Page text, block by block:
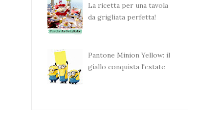
La ricetta per una tavola
da grigliata perfetta!
Pantone Minion Yellow: il
giallo conquista l'estate